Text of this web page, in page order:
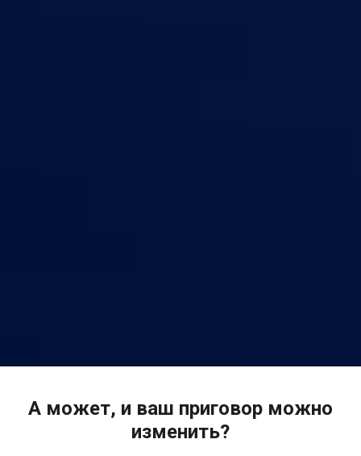
А может, и ваш приговор можно
изменить?